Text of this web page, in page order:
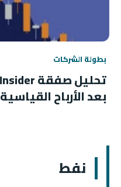
بطولة الشركات
بعد الأرباح القياسية
نفط